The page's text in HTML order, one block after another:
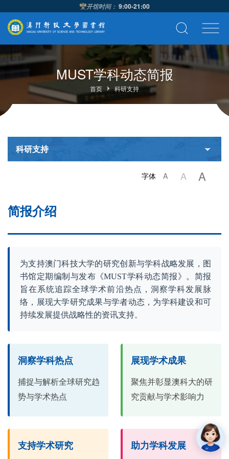
开馆时间： 9:00-21:00
MUST学科动态简报
首页 科研支持
科研支持
字体 A A A
简报介绍
为支持澳门科技大学的研究创新与学科战略发展，图
书馆定期编制与发布《MUST学科动态简报》。简报
旨在系统追踪全球学术前沿热点，洞察学科发展脉
络，展现大学研究成果与学者动态，为学科建设和可
持续发展提供战略性的资讯支持。
洞察学科热点
捕捉与解析全球研究趋
势与学术热点
展现学术成果
聚焦并彰显澳科大的研
究贡献与学术影响力
支持学术研究 助力学科发展